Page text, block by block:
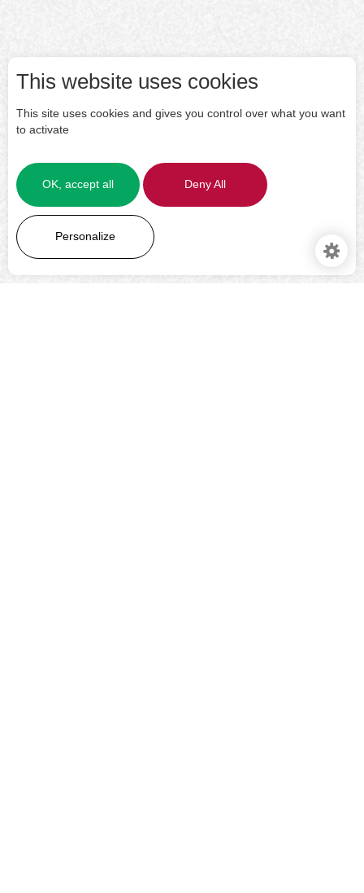
This website uses cookies
This site uses cookies and gives you control over what you want
to activate
OK, accept all Deny All
Personalize
Manage